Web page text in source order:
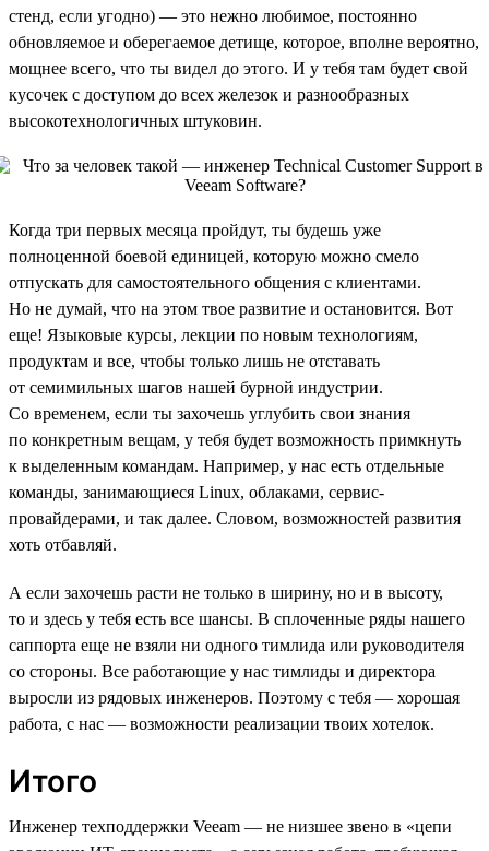
стенд, если угодно) — это нежно любимое, постоянно
обновляемое и оберегаемое детище, которое, вполне вероятно,
мощнее всего, что ты видел до этого. И у тебя там будет свой
кусочек с доступом до всех железок и разнообразных
высокотехнологичных штуковин.
Когда три первых месяца пройдут, ты будешь уже
полноценной боевой единицей, которую можно смело
отпускать для самостоятельного общения с клиентами.
Но не думай, что на этом твое развитие и остановится. Вот
еще! Языковые курсы, лекции по новым технологиям,
продуктам и все, чтобы только лишь не отставать
от семимильных шагов нашей бурной индустрии.
Со временем, если ты захочешь углубить свои знания
по конкретным вещам, у тебя будет возможность примкнуть
к выделенным командам. Например, у нас есть отдельные
команды, занимающиеся Linux, облаками, сервис-
провайдерами, и так далее. Словом, возможностей развития
хоть отбавляй.
А если захочешь расти не только в ширину, но и в высоту,
то и здесь у тебя есть все шансы. В сплоченные ряды нашего
саппорта еще не взяли ни одного тимлида или руководителя
со стороны. Все работающие у нас тимлиды и директора
выросли из рядовых инженеров. Поэтому с тебя — хорошая
работа, с нас — возможности реализации твоих хотелок.
Итого
Инженер техподдержки Veeam — не низшее звено в «цепи